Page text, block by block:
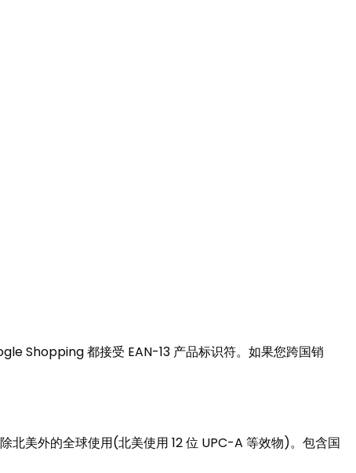
Shopping 都接受 EAN-13 产品标识符。如果您跨国销
美外的全球使用(北美使用 12 位 UPC-A 等效物)。包含国